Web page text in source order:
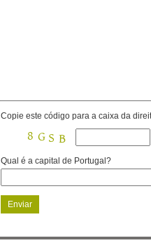
Copie este código para a caixa da
Qual é a capital de Portugal?